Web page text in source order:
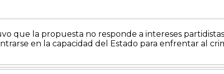
que la propuesta no responde a intereses
en la capacidad del Estado para enfrentar al